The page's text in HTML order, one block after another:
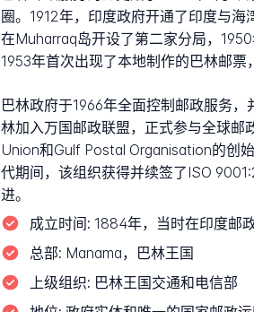
圈。1912年，印度政府开通了印度与
在Muharraq岛开设了第二家分局，
1953年首次出现了本地制作的巴林邮票
巴林政府于1966年全面控制邮政服务
林加入万国邮政联盟，正式参与全球
Union和Gulf Postal Organisation的创
代期间，该组织获得并续签了ISO
进。
成立时间: 1884年，当时在印度邮
总部: Manama，巴林王国
上级组织: 巴林王国交通和电信部